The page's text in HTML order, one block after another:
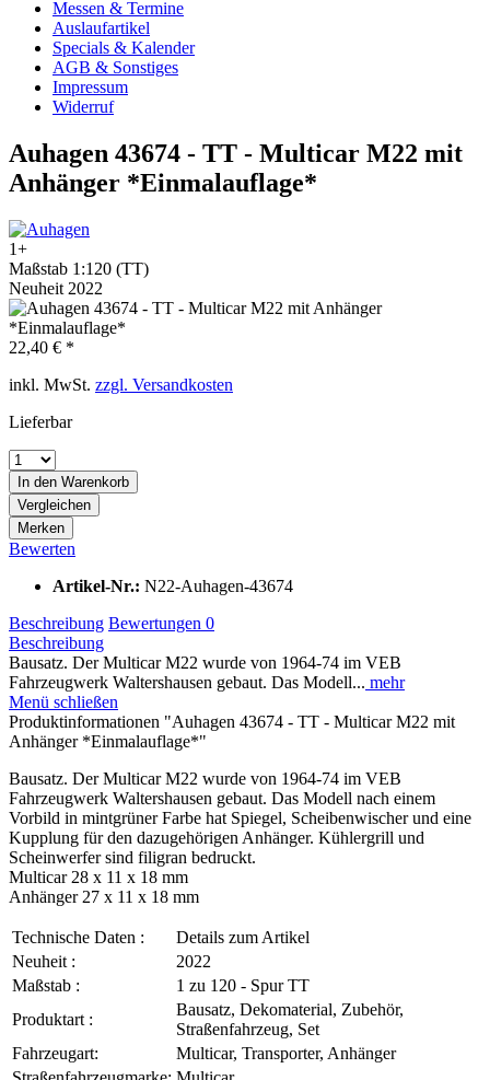
Messen & Termine
Auslaufartikel
Specials & Kalender
AGB & Sonstiges
Impressum
Widerruf
Auhagen 43674 - TT - Multicar M22 mit
Anhänger *Einmalauflage*
1+
Maßstab 1:120 (TT)
Neuheit 2022
22,40 € *
inkl. MwSt. zzgl. Versandkosten
Lieferbar
In den Warenkorb
Vergleichen
Merken
Bewerten
Artikel-Nr.: N22-Auhagen-43674
Beschreibung Bewertungen 0
Beschreibung
Bausatz. Der Multicar M22 wurde von 1964-74 im VEB
Fahrzeugwerk Waltershausen gebaut. Das Modell... mehr
Menü schließen
Produktinformationen "Auhagen 43674 - TT - Multicar M22 mit
Anhänger *Einmalauflage*"
Bausatz. Der Multicar M22 wurde von 1964-74 im VEB
Fahrzeugwerk Waltershausen gebaut. Das Modell nach einem
Vorbild in mintgrüner Farbe hat Spiegel, Scheibenwischer und eine
Kupplung für den dazugehörigen Anhänger. Kühlergrill und
Scheinwerfer sind filigran bedruckt.
Multicar 28 x 11 x 18 mm
Anhänger 27 x 11 x 18 mm
Technische Daten :
Details zum Artikel
Neuheit :
2022
Maßstab :
1 zu 120 - Spur TT
Produktart :
Bausatz, Dekomaterial, Zubehör,
Straßenfahrzeug, Set
Fahrzeugart:
Multicar, Transporter, Anhänger